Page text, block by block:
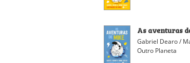
As aventuras
Gabriel Dearo /
Outro Planeta